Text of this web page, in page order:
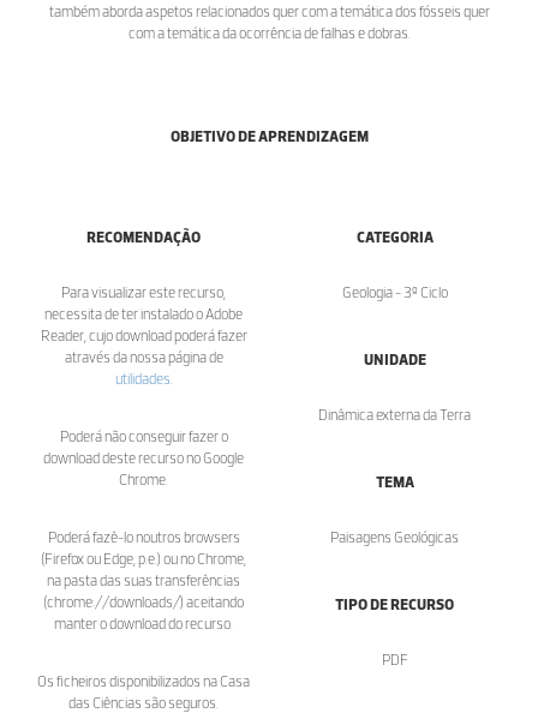
também aborda aspetos relacionados quer com a temática dos fósseis quer
com a temática da ocorrência de falhas e dobras.
OBJETIVO DE APRENDIZAGEM
RECOMENDAÇÃO
Para visualizar este recurso,
necessita de ter instalado o Adobe
Reader, cujo download poderá fazer
através da nossa página de
utilidades
Poderá não conseguir fazer o
download deste recurso no Google
Chrome.
Poderá fazê-lo noutros browsers
(Firefox ou Edge, p.e.) ou no Chrome,
na pasta das suas transferências
(chrome://downloads/) aceitando
manter o download do recurso.
Os ficheiros disponibilizados na Casa
das Ciências são seguros.
CATEGORIA
Geologia - 3º Ciclo
UNIDADE
Dinâmica externa da Terra
TEMA
Paisagens Geológicas
TIPO DE RECURSO
PDF